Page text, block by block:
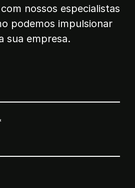
com nossos especialistas
podemos impulsionar
sua empresa.